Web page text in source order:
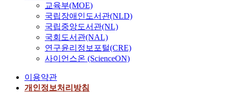
교육부(MOE)
국립장애인도서관(NLD)
국립중앙도서관(NL)
국회도서관(NAL)
연구윤리정보포털(CRE)
사이언스온 (ScienceON)
이용약관
개인정보처리방침